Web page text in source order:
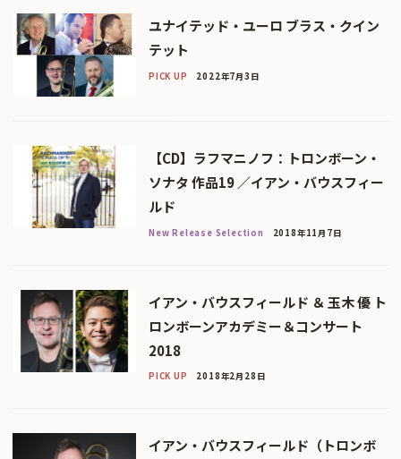
ユナイテッド・ユーロ ブラス・クイン
テット
PICK UP 2022年7月3日
【CD】ラフマニノフ：トロンボーン・
ソナタ 作品19 ／イアン・バウスフィー
ルド
New Release Selection 2018年11月7日
イアン・バウスフィールド ＆ 玉木 優 ト
ロンボーンアカデミー＆コンサート
2018
PICK UP 2018年2月28日
イアン・バウスフィールド（トロンボ